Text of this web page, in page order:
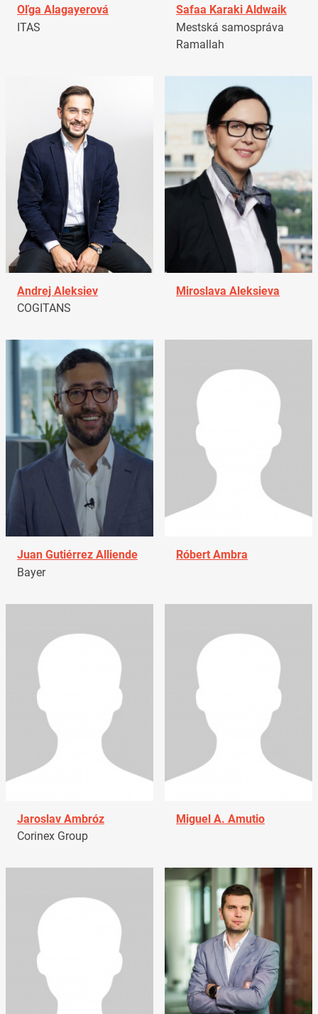
Oľga Alagayerová
ITAS
Safaa Karaki Aldwaik
Mestská samospráva
Ramallah
Andrej Aleksiev
COGITANS
Miroslava Aleksieva
Juan Gutiérrez Alliende
Bayer
Róbert Ambra
Jaroslav Ambróz
Corinex Group
Miguel A. Amutio